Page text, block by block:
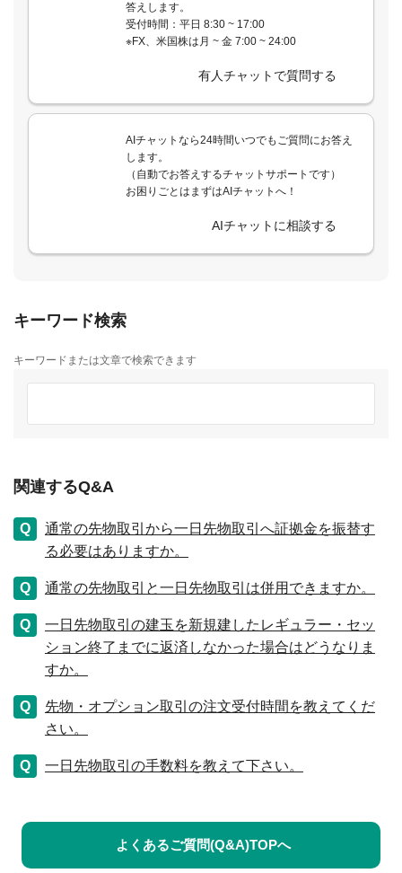
答えします。
受付時間：平日 8:30 ~ 17:00
※FX、米国株は月 ~ 金 7:00 ~ 24:00
有人チャットで質問する
AIチャットなら24時間いつでもご質問にお答え
します。
（自動でお答えするチャットサポートです）
お困りごとはまずはAIチャットへ！
AIチャットに相談する
キーワード検索
キーワードまたは文章で検索できます
関連するQ&A
通常の先物取引から一日先物取引へ証拠金を振替す
る必要はありますか。
通常の先物取引と一日先物取引は併用できますか。
一日先物取引の建玉を新規建したレギュラー・セッ
ション終了までに返済しなかった場合はどうなりま
すか。
先物・オプション取引の注文受付時間を教えてくだ
さい。
一日先物取引の手数料を教えて下さい。
よくあるご質問(Q&A)TOPへ